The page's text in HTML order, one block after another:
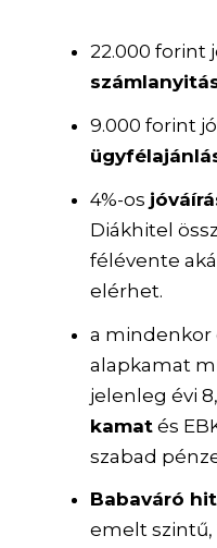
22.000 forint
9.000 forint
4%-os
Diákhitel
félévente
elérhet.
a mindenkor
alapkamat
jelenleg évi
kamat és
szabad
Babaváró
emelt szintű,